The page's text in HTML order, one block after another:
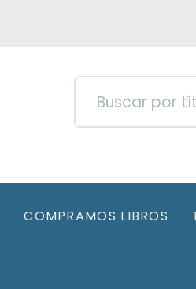
COMPRAMOS LIBROS